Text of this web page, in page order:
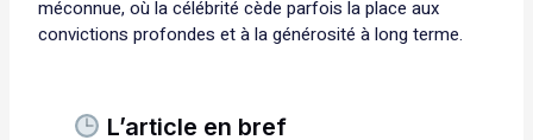
méconnue, où la célébrité cède parfois la place aux
convictions profondes et à la générosité à long terme.
L’article en bref